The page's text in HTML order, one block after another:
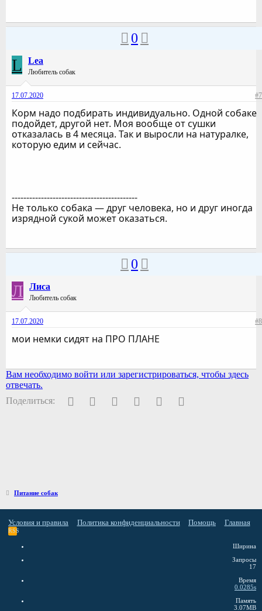
0
L Lea
Любитель собак
17.07.2020 #7
Корм надо подбирать индивидуально. Одной собаке
подойдет, другой нет. Моя вообще от сушки
отказалась в 4 месяца. Так и выросли на натуралке,
которую едим и сейчас.
-------------------------------------------
Не только собака — друг человека, но и друг иногда
изрядной сукой может оказаться.
0
Л Лиса
Любитель собак
17.07.2020 #8
мои немки сидят на ПРО ПЛАНЕ
Вам необходимо войти или зарегистрироваться, чтобы здесь
отвечать.
Поделиться:
FacebookTwitter PinterestWhatsAppЭлектронная почта
Питание собак
Условия и правила Политика конфиденциальности Помощь Главная
RSS
Ширина
Запросы
17
Время
0.0285s
Память
3.07MB